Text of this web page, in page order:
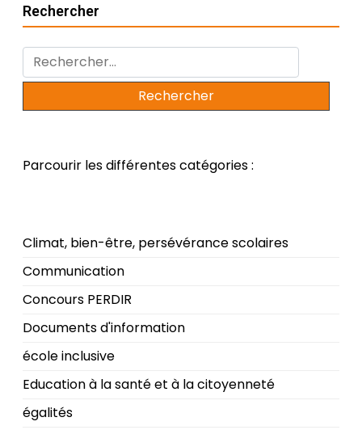
Rechercher
Rechercher :
Parcourir les différentes catégories :
Climat, bien-être, persévérance scolaires
Communication
Concours PERDIR
Documents d'information
école inclusive
Education à la santé et à la citoyenneté
égalités